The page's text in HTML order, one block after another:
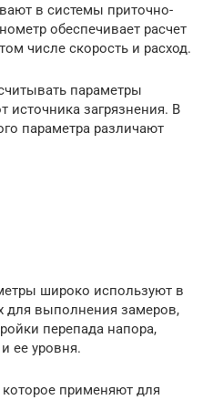
в системы приточно-
обеспечивает расчет
числе скорость и расход.
параметры
источника загрязнения. В
параметра различают
широко используют в
для выполнения замеров,
перепада напора,
ее уровня.
применяют для